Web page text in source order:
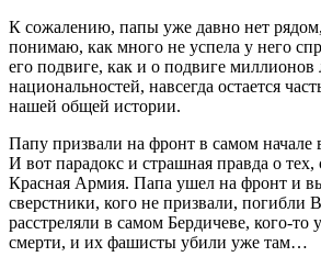
К сожалению, папы уже давно нет
понимаю, как много не успела у него
его подвиге, как и о подвиге
национальностей, навсегда остается
нашей общей истории.
Папу призвали на фронт в самом начале
И вот парадокс и страшная правда о тех,
Красная Армия. Папа ушел на фронт и
сверстники, кого не призвали, погибли
расстреляли в самом Бердичеве, кого-то
смерти, и их фашисты убили уже там…